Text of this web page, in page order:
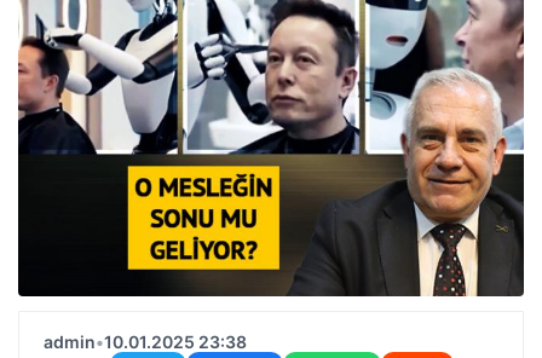
admin•10.01.2025 23:38